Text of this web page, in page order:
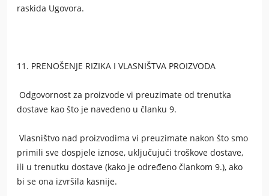
raskida Ugovora.
11. PRENOŠENJE RIZIKA I VLASNIŠTVA PROIZVODA
Odgovornost za proizvode vi preuzimate od trenutka
dostave kao što je navedeno u članku 9.
Vlasništvo nad proizvodima vi preuzimate nakon što smo
primili sve dospjele iznose, uključujući troškove dostave,
ili u trenutku dostave (kako je određeno člankom 9.), ako
bi se ona izvršila kasnije.